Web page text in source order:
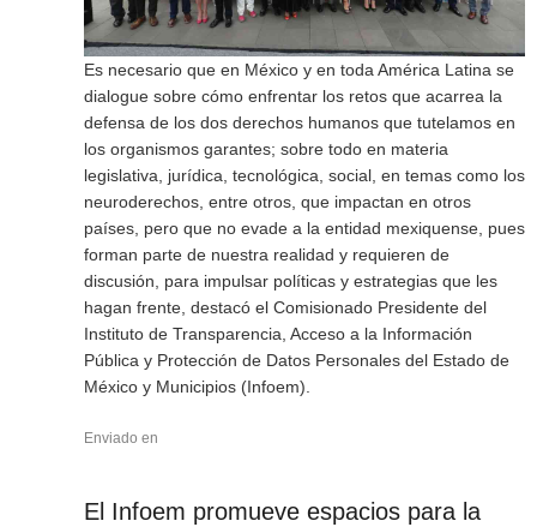
Es necesario que en México y en toda América Latina se
dialogue sobre cómo enfrentar los retos que acarrea la
defensa de los dos derechos humanos que tutelamos en
los organismos garantes; sobre todo en materia
legislativa, jurídica, tecnológica, social, en temas como los
neuroderechos, entre otros, que impactan en otros
países, pero que no evade a la entidad mexiquense, pues
forman parte de nuestra realidad y requieren de
discusión, para impulsar políticas y estrategias que les
hagan frente, destacó el Comisionado Presidente del
Instituto de Transparencia, Acceso a la Información
Pública y Protección de Datos Personales del Estado de
México y Municipios (Infoem).
Enviado en
El Infoem promueve espacios para la